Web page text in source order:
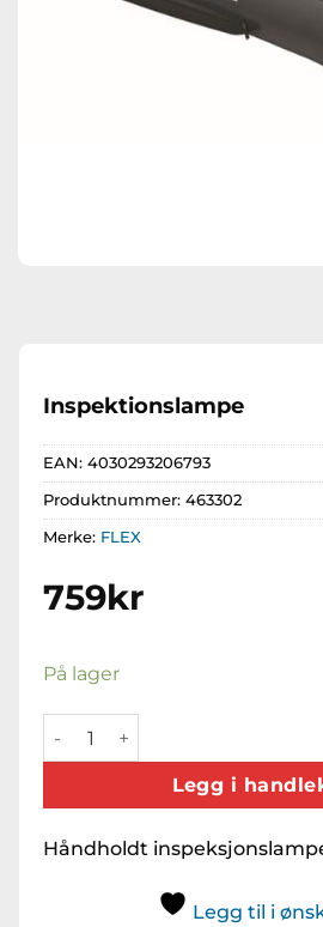
Inspektionslampe
EAN: 4030293206793
Produktnummer: 463302
Merke: FLEX
759kr
På lager
Inspektionslampe antall
Legg i
Håndholdt
Legg til i